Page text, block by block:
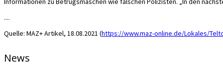
....
Quelle: MAZ+ Artikel, 18.08.2021 (https://www.maz-online.de/Lokales/
News